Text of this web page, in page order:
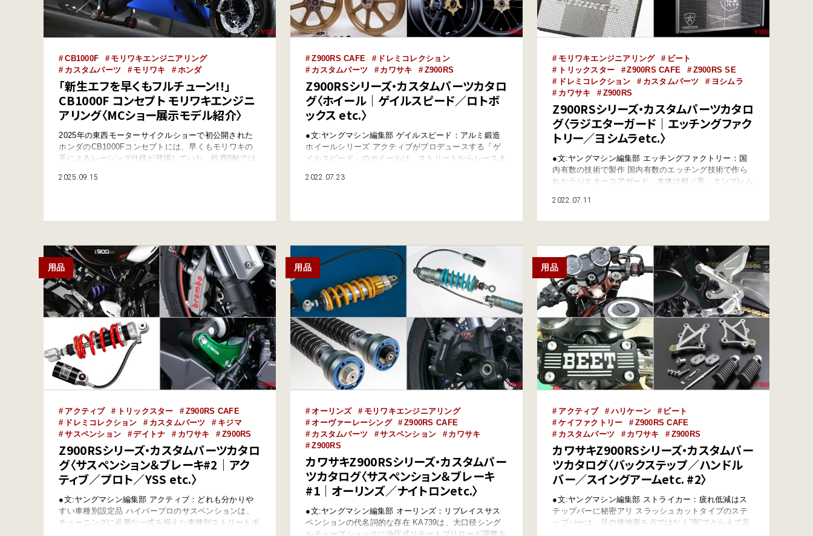
CB1000F
モリワキエンジニアリング
カスタムパーツ
モリワキ ホンダ
「新生エフを早くもフルチューン!!」
CB1000F コンセプト モリワキエンジニ
アリング〈MCショー展示モデル紹介〉
2025年の東西モーターサイクルショーで初公開された
ホンダのCB1000Fコンセプトには、早くもモリワキの
手によるレーシング仕様が登場していた。鈴鹿8耐では
催される鉄馬レースに出場することが発表されたので、
2025.09.15
Z900RS CAFE
ドレミコレクション
カスタムパーツ
カワサキ Z900RS
Z900RSシリーズ・カスタムパーツカタロ
グ〈ホイール｜ゲイルスピード／ロトボ
ックス etc.〉
●文:ヤングマシン編集部 ゲイルスピード：アルミ鍛造
ホイールシリーズ アクティブがプロデュースする「ゲ
イルスピード」のホイールは、ストリートからレースま
うタイプNからレーシーなタイプSB1まで、多彩なアル
2022.07.23
モリワキエンジニアリング
ビート
トリックスター
Z900RS CAFE
Z900RS SE
ドレミコレクション
カスタムパーツ
ヨシムラ
カワサキ
Z900RS
Z900RSシリーズ・カスタムパーツカタロ
グ〈ラジエターガード｜エッチングファク
トリー／ヨシムラetc.〉
●文:ヤングマシン編集部 エッチングファクトリー：国
内有数の技術で製作 国内有数のエッチング技術で作ら
れたラジエターコアガード。本体は銀／黒、エンブレム
は、’20以前と’21以降でサイズが異なるので注意。 【エ
2022.07.11
用品
アクティブ トリックスター
Z900RS CAFE
ドレミコレクション
カスタムパーツ
キジマ
サスペンション
デイトナ カワサキ Z900RS
Z900RSシリーズ・カスタムパーツカタロ
グ〈サスペンション＆ブレーキ#2｜アク
ティブ／プロト／YSS etc.〉
●文:ヤングマシン編集部 アクティブ：どれも分かりや
すい車種別設定品 ハイパープロのサスペンションは、
チューニングに必要な一式を揃えた車種別ストリートボ
用品
オーリンズ
モリワキエンジニアリング
オーヴァーレーシング
Z900RS CAFE
カスタムパーツ
サスペンション
カワサキ
Z900RS
カワサキZ900RSシリーズ・カスタムパー
ツカタログ〈サスペンション＆ブレーキ
#1｜オーリンズ／ナイトロンetc.〉
●文:ヤングマシン編集部 オーリンズ：リプレイスサス
ペンションの代名詞的な存在 KA739は、大口径シング
ルチューブショックに油圧式リモートプリロード調整を
用品
アクティブ ハリケーン
ビート
ケイファクトリー
Z900RS CAFE
カスタムパーツ
カワサキ Z900RS
カワサキZ900RSシリーズ・カスタムパー
ツカタログ〈バックステップ／ハンドル
バー／スイングアームetc. #2〉
●文:ヤングマシン編集部 ストライカー：疲れ低減はス
テップバーに秘密アリ スラッシュカットタイプのステ
ップバーは、足の接地面を点ではなく”面”でとらえて足